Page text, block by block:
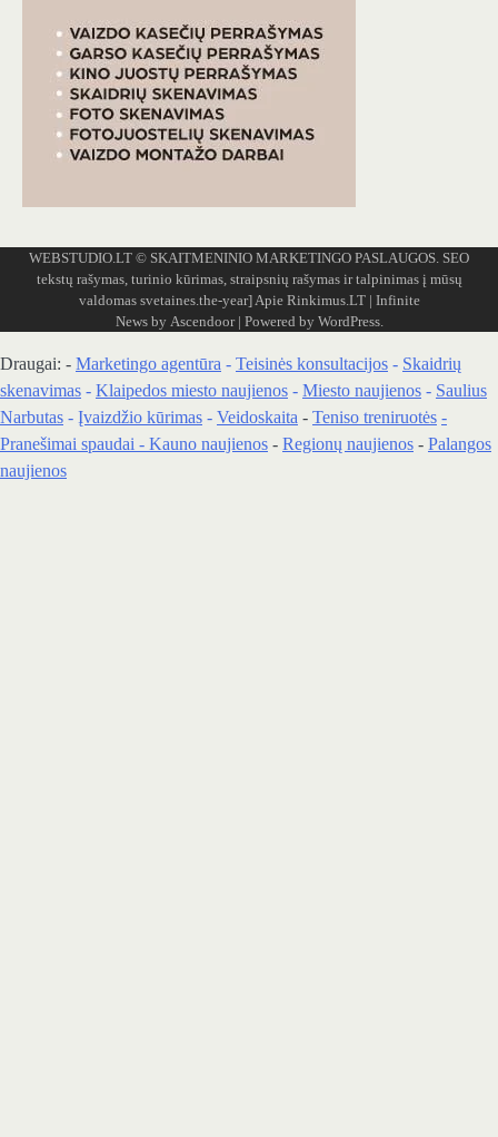
WEBSTUDIO.LT © SKAITMENINIO MARKETINGO PASLAUGOS. SEO
tekstų rašymas, turinio kūrimas, straipsnių rašymas ir talpinimas į mūsų
valdomas svetaines.the-year]Apie Rinkimus.LT| Infinite
News by Ascendoor| Powered by WordPress.
Draugai: - Marketingo agentūra - Teisinės konsultacijos - Skaidrių
skenavimas - Klaipedos miesto naujienos - Miesto naujienos - Saulius
Narbutas - Įvaizdžio kūrimas - Veidoskaita - Teniso treniruotės -
Pranešimai spaudai - Kauno naujienos - Regionų naujienos - Palangos
naujienos